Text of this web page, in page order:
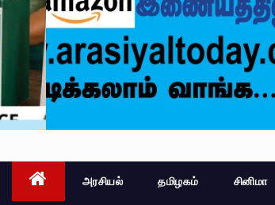
அரசியல் தமிழகம் சினிமா